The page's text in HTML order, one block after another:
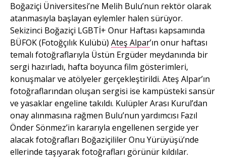
Boğaziçi Üniversitesi’ne Melih Bulu’nun rektör olarak
atanmasıyla başlayan eylemler halen sürüyor.
Sekizinci Boğaziçi LGBTİ+ Onur Haftası kapsamında
BÜFOK (Fotoğçılık Kulübü) Ateş Alpar’ın onur haftası
temalı fotoğraflarıyla Üstün Ergüder meydanında bir
sergi hazırladı, hafta boyunca film gösterimleri,
konuşmalar ve atölyeler gerçekleştirildi. Ateş Alpar’ın
fotoğraflarından oluşan sergisi ise kampüsteki sansür
ve yasaklar engeline takıldı. Kulüpler Arası Kurul’dan
onay alınmasına rağmen Bulu’nun yardımcısı Fazıl
Önder Sönmez’in kararıyla engellenen sergide yer
alacak fotoğrafları Boğaziçililer Onu Yürüyüşü’nde
ellerinde taşıyarak fotoğrafları görünür kıldılar.